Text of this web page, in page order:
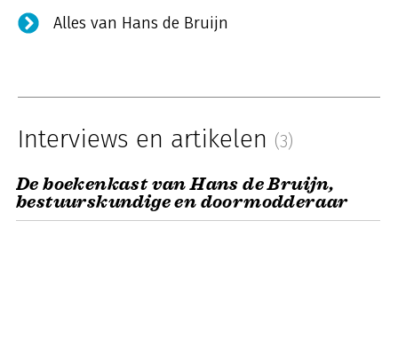
Alles van Hans de Bruijn
Interviews en artikelen (3)
De boekenkast van Hans de Bruijn,
bestuurskundige en doormodderaar